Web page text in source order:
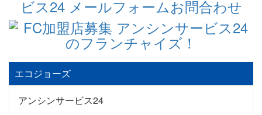
エコジョーズ
アンシンサービス24